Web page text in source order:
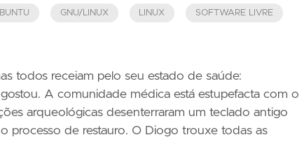
GNU/LINUX LINUX SOFTWARE LIVRE
todos receiam pelo seu estado de saúde:
A comunidade médica está estupefacta com o
arqueológicas desenterraram um teclado antigo
de restauro. O Diogo trouxe todas as